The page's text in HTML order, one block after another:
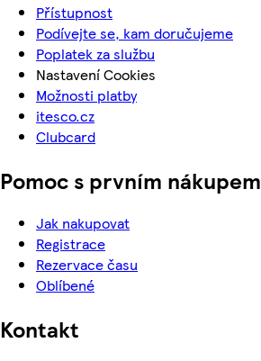
Přístupnost
Podívejte se, kam doručujeme
Poplatek za službu
Nastavení Cookies
Možnosti platby
itesco.cz
Clubcard
Pomoc s prvním nákupem
Jak nakupovat
Registrace
Rezervace času
Oblíbené
Kontakt